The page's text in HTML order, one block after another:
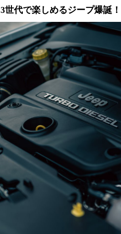
3世代で楽しめるジープ爆誕